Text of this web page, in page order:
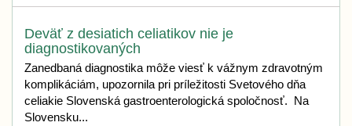
Deväť z desiatich celiatikov nie je
diagnostikovaných
Zanedbaná diagnostika môže viesť k vážnym zdravotným
komplikáciám, upozornila pri príležitosti Svetového dňa
celiakie Slovenská gastroenterologická spoločnosť. Na
Slovensku...